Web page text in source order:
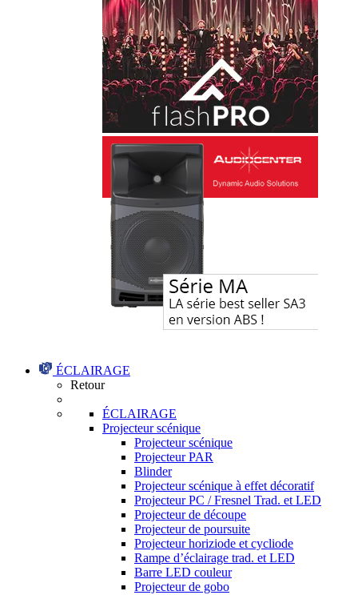
ÉCLAIRAGE
Retour
ÉCLAIRAGE
Projecteur scénique
Projecteur scénique
Projecteur PAR
Blinder
Projecteur scénique à effet décoratif
Projecteur PC / Fresnel Trad. et LED
Projecteur de découpe
Projecteur de poursuite
Projecteur horiziode et cycliode
Rampe d’éclairage trad. et LED
Barre LED couleur
Projecteur de gobo